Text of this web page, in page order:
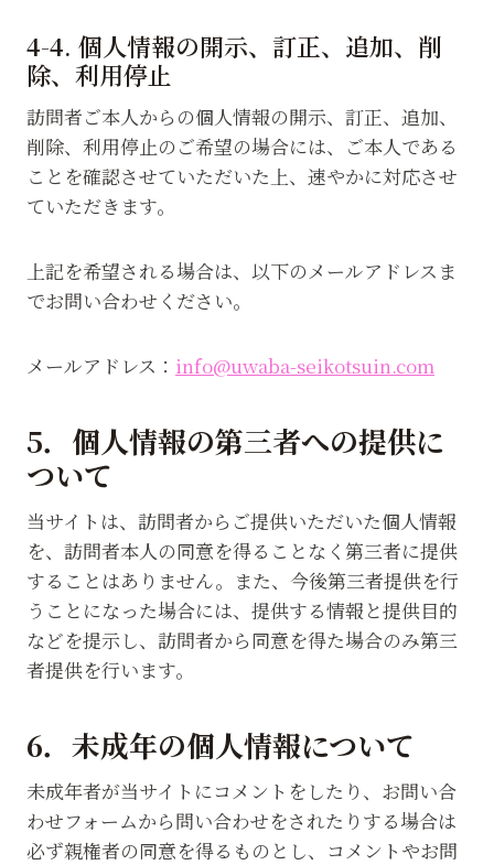
4-4. 個人情報の開示、訂正、追加、削
除、利用停止
訪問者ご本人からの個人情報の開示、訂正、追加、
削除、利用停止のご希望の場合には、ご本人である
ことを確認させていただいた上、速やかに対応させ
ていただきます。
上記を希望される場合は、以下のメールアドレスま
でお問い合わせください。
メールアドレス： info@uwaba-seikotsuin.com
5．個人情報の第三者への提供に
ついて
当サイトは、訪問者からご提供いただいた個人情報
を、訪問者本人の同意を得ることなく第三者に提供
することはありません。また、今後第三者提供を行
うことになった場合には、提供する情報と提供目的
などを提示し、訪問者から同意を得た場合のみ第三
者提供を行います。
6．未成年の個人情報について
未成年者が当サイトにコメントをしたり、お問い合
わせフォームから問い合わせをされたりする場合は
必ず親権者の同意を得るものとし、コメントやお問